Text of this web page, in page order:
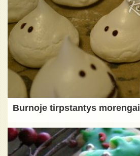
Burnoje tirpstantys morengai